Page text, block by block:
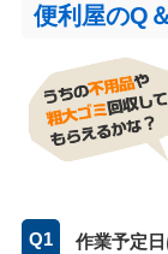
便利屋のQ
作業予定